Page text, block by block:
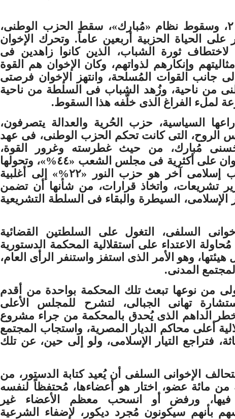
ومع ثورة يناير ٢٠١١، وسقوط نظام «مُبارك»، سقط الحزب الوطنى،
الحياة الحزبية أربعين عاماً. وتحرك الإخوان
ثورة الشباب، الذين كانوا زاهدين فى
وإنكارهم لذواتهم، وكان الإخوان هم القوة
جانب القوات المُسلحة، وانتهز الإخوان فرصتى
من ناحية، وزُهد الشباب فى السلطة من ناحية
لملء الفراغ الذى خلّفه هذا السقوط.
السياسية، حزب الحُرية والعدالة يتصرفون،
الروح، التى كانت تحكم الحزب الوطنى، فى عهد
حُسنى مُبارك، من حيث غطرسته وغرور القوة،
فبمجرد حصول الإخوان على أكثرية فى مجلس الشعب «٤٤%»، وتحولها
بفضل مكاسب حزب إسلامى آخر هو حزب النور «٢٢%» إلى أغلبية
تشريعات، واتخاذ قرارات، من شأنها أن تضمن
الإسلامى، السيطرة والبقاء فى السلطة التشريعية
السلفى، التغول على السلطتين القضائية
الاعتداء على استقلالية المحكمة الدستورية
هيئتها، وهو الأمر الذى استفز واستنفر الرأى العام،
المدنى.
من نوعها تبعث تلك المحكمة بواحدة من أقدم
تهانى الجبالى، لتشرح للمجلس الأعلى
الخطر الداهم الذى يُحدق بالمحكمة من جراء مشروع
أعلى محاكم الديار المصرية، واستجاب المجتمع
فتراجع التيار الإسلامى، ولو إلى حين، عن تلك
الإخوانى السلفى أن يُعيد كتابة الدستور، من
من مائة عضو، اختار هو أعضاءها، مُحتفظاً لنفسه
فيها، ورفض أو انسحب معظم الأعضاء غير
بأنهم سيكونون مُجرد ديكور، لإضفاء الشرعية